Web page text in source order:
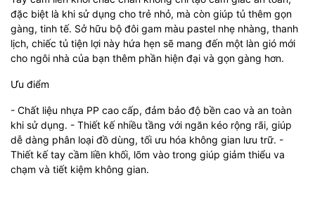
đặc biệt là khi sử dụng cho trẻ nhỏ, mà còn giúp tủ thêm gọn
gàng, tinh tế. Sở hữu bộ đôi gam màu pastel nhẹ nhàng, thanh
lịch, chiếc tủ tiện lợi này hứa hẹn sẽ mang đến một làn gió mới
cho ngôi nhà của bạn thêm phần hiện đại và gọn gàng hơn.
Ưu điểm
- Chất liệu nhựa PP cao cấp, đảm bảo độ bền cao và an toàn
khi sử dụng. - Thiết kế nhiều tầng với ngăn kéo rộng rãi, giúp
dễ dàng phân loại đồ dùng, tối ưu hóa không gian lưu trữ. -
Thiết kế tay cầm liền khối, lõm vào trong giúp giảm thiểu va
chạm và tiết kiệm không gian.